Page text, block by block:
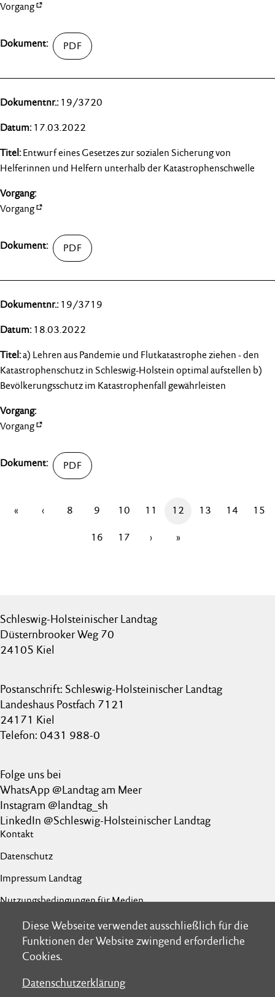
Diese Webseite verwendet ausschließlich für die
Funktionen der Website zwingend erforderliche
Cookies.
Datenschutzerklärung
Diese Webseite verwendet ausschließlich für die
Funktionen der Website zwingend erforderliche
Cookies.
Datenschutzerklärung
Vorgang
19/3720
17.03.2022
Entwurf eines Gesetzes zur sozialen Sicherung von
Helferinnen und Helfern unterhalb der Katastrophenschwelle
Vorgang
19/3719
18.03.2022
a) Lehren aus Pandemie und Flutkatastrophe ziehen - den
Katastrophenschutz in Schleswig-Holstein optimal aufstellen b)
Bevölkerungsschutz im Katastrophenfall gewährleisten
Vorgang
« ‹ 8 9 10 11 12 13 14 15
16 17 › »
Schleswig-Holsteinischer Landtag
Düsternbrooker Weg 70
24105 Kiel
Postanschrift: Schleswig-Holsteinischer Landtag
Landeshaus Postfach 7121
24171 Kiel
Telefon: 0431 988-0
Folge uns bei
WhatsApp @Landtag am Meer
Instagram @landtag_sh
LinkedIn @Schleswig-Holsteinischer Landtag
Kontakt
Datenschutz
Impressum Landtag
Nutzungsbedingungen für Medien
Barrierefreiheit
Netiquette